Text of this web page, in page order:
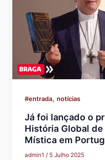
#entrada, notícias
Já foi lançado o
História Global
Mística em
admin1 / 5 Julho 2025